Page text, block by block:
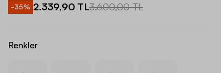
-35% 2.339,90 TL3.600,00 TL
Renkler